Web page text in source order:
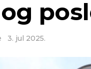
3. jul 2025.